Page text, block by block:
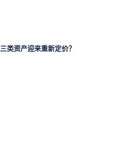
类资产迎来重新定价？